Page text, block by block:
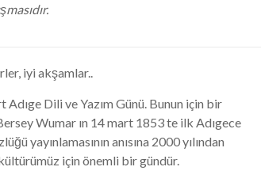
iyi akşamlar..
Adıge Dili ve Yazım Günü. Bunun için bir
Wumar ın 14 mart 1853 te ilk Adıgece
yayınlamasının anısına 2000 yılından
için önemli bir gündür.